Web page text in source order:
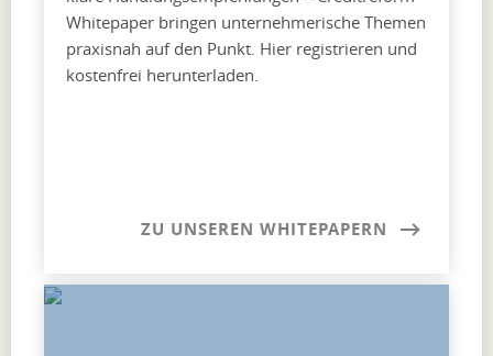
Whitepaper bringen unternehmerische Themen
praxisnah auf den Punkt. Hier registrieren und
kostenfrei herunterladen.
ZU UNSEREN WHITEPAPERN